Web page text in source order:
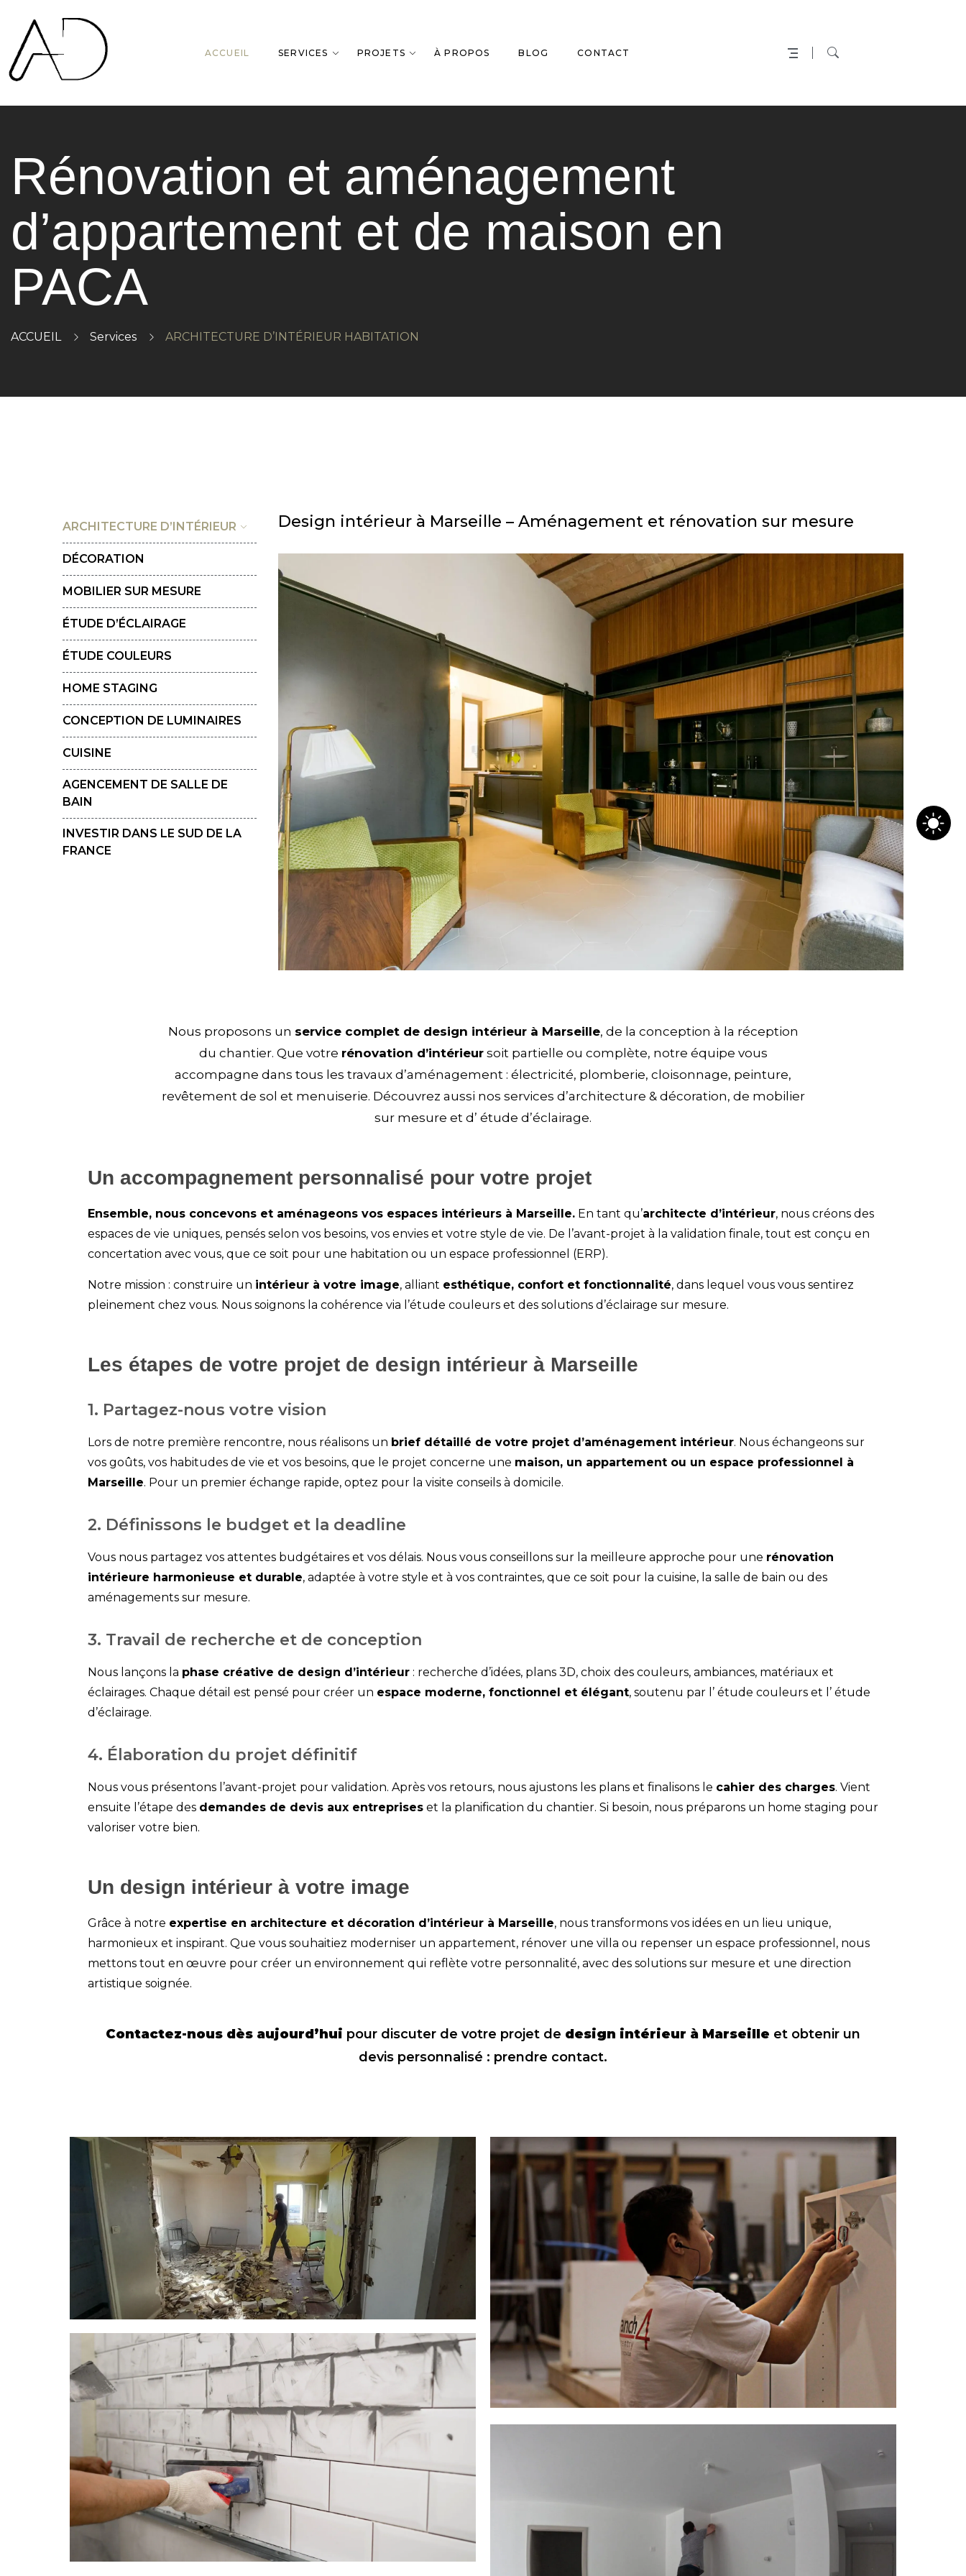
ACCUEIL SERVICES PROJETS À PROPOS BLOG CONTACT
Rénovation et aménagement
d’appartement et de maison en
PACA
ACCUEIL Services ARCHITECTURE D’INTÉRIEUR HABITATION
ARCHITECTURE D’INTÉRIEUR
DÉCORATION
MOBILIER SUR MESURE
ÉTUDE D’ÉCLAIRAGE
ÉTUDE COULEURS
HOME STAGING
CONCEPTION DE LUMINAIRES
CUISINE
AGENCEMENT DE SALLE DE
BAIN
INVESTIR DANS LE SUD DE LA
FRANCE
Design intérieur à Marseille – Aménagement et rénovation sur mesure
Nous proposons un service complet de design intérieur à Marseille, de la conception à la réception
du chantier. Que votre rénovation d’intérieursoit partielle ou complète, notre équipe vous
accompagne dans tous les travaux d’aménagement : électricité, plomberie, cloisonnage, peinture,
revêtement de sol et menuiserie. Découvrez aussi nos services d’architecture & décoration, de mobilier
sur mesure et d’ étude d’éclairage.
Un accompagnement personnalisé pour votre projet
Ensemble, nous concevons et aménageons vos espaces intérieurs à Marseille. En tant qu’architecte d’intérieur, nous créons des
espaces de vie uniques, pensés selon vos besoins, vos envies et votre style de vie. De l’avant-projet à la validation finale, tout est conçu en
concertation avec vous, que ce soit pour une habitation ou un espace professionnel (ERP).
Notre mission : construire un intérieur à votre image, alliant esthétique, confort et fonctionnalité, dans lequel vous vous sentirez
pleinement chez vous. Nous soignons la cohérence via l’étude couleurs et des solutions d’éclairage sur mesure.
Les étapes de votre projet de design intérieur à Marseille
1. Partagez-nous votre vision
Lors de notre première rencontre, nous réalisons un brief détaillé de votre projet d’aménagement intérieur. Nous échangeons sur
vos goûts, vos habitudes de vie et vos besoins, que le projet concerne une maison, un appartement ou un espace professionnel à
Marseille. Pour un premier échange rapide, optez pour la visite conseils à domicile.
2. Définissons le budget et la deadline
Vous nous partagez vos attentes budgétaires et vos délais. Nous vous conseillons sur la meilleure approche pour une rénovation
intérieure harmonieuse et durable, adaptée à votre style et à vos contraintes, que ce soit pour la cuisine, la salle de bain ou des
aménagements sur mesure.
3. Travail de recherche et de conception
Nous lançons la phase créative de design d’intérieur : recherche d’idées, plans 3D, choix des couleurs, ambiances, matériaux et
éclairages. Chaque détail est pensé pour créer un espace moderne, fonctionnel et élégant, soutenu par l’ étude couleurs et l’ étude
d’éclairage.
4. Élaboration du projet définitif
Nous vous présentons l’avant-projet pour validation. Après vos retours, nous ajustons les plans et finalisons le cahier des charges. Vient
ensuite l’étape des demandes de devis aux entreprises et la planification du chantier. Si besoin, nous préparons un home staging pour
valoriser votre bien.
Un design intérieur à votre image
Grâce à notre expertise en architecture et décoration d’intérieur à Marseille, nous transformons vos idées en un lieu unique,
harmonieux et inspirant. Que vous souhaitiez moderniser un appartement, rénover une villa ou repenser un espace professionnel, nous
mettons tout en œuvre pour créer un environnement qui reflète votre personnalité, avec des solutions sur mesure et une direction
artistique soignée.
Contactez-nous dès aujourd’hui pour discuter de votre projet de design intérieur à Marseille et obtenir un
devis personnalisé : prendre contact.